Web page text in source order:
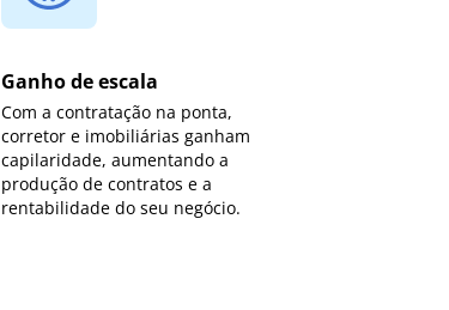
Ganho de escala
Com a contratação na ponta,
corretor e imobiliárias ganham
capilaridade, aumentando a
produção de contratos e a
rentabilidade do seu negócio.